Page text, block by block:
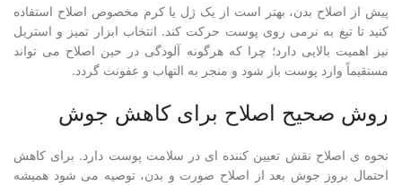
پیش از اصلاح بدن، بهتر است از یک ژل یا کرم مخصوص اصلاح استفاده
کنید تا تیغ به نرمی روی پوست حرکت کند. انتخاب ابزار تمیز و استریل
نیز اهمیت بالایی دارد؛ چرا که هرگونه آلودگی در حین اصلاح می تواند
مستقیماً وارد پوست باز شود و منجر به التهاب و عفونت گردد.
روش صحیح اصلاح برای کاهش جوش
نحوه ی اصلاح نقش تعیین کننده ای در سلامت پوست دارد. برای کاهش
احتمال بروز جوش بعد از اصلاح صورت و بدن، توصیه می شود همیشه